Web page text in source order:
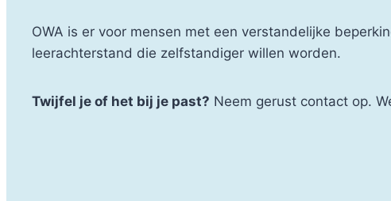
OWA is er voor mensen met een verstandelijke
leerachterstand die zelfstandiger willen worden.
Twijfel je of het bij je past? Neem gerust contact op.